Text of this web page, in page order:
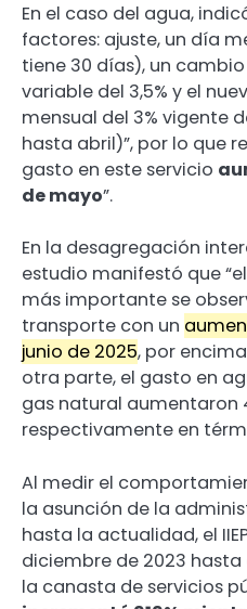
En el caso del agua,
factores: ajuste, un día
tiene 30 días), un
variable del 3,5% y el
mensual del 3% vigente
hasta abril)”, por lo que
gasto en este servicio
de mayo”.
En la desagregación
estudio manifestó que
más importante se
transporte con un
junio de 2025, por
otra parte, el gasto en
gas natural aumentaron
respectivamente en
Al medir el
la asunción de la
hasta la actualidad, el
diciembre de 2023 hasta
la canasta de servicios